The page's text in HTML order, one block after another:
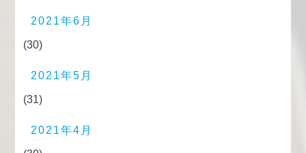
2021年6月
(30)
2021年5月
(31)
2021年4月